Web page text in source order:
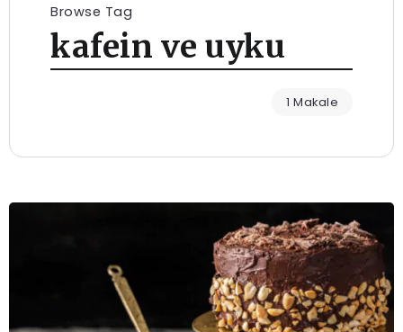
Browse Tag
kafein ve uyku
1 Makale